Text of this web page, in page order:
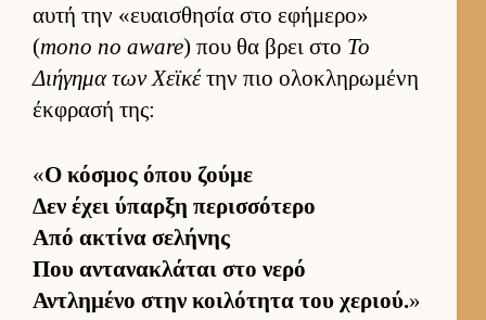
αυτή την «ευαι­σθησία στο εφήμερο»
(mono no aware) που θα βρει στο Το
Διήγημα των Χεϊκέτην πιο ολοκληρωμένη
έκ­φρασή της:
«Ο κόσμος όπου ζούμε
Δεν έχει ύπαρξη περισ­σότερο
Από ακτίνα σελήνης
Που αντανακλάται στο νερό
Αντλημένο στην κοι­λότητα του χεριού.»